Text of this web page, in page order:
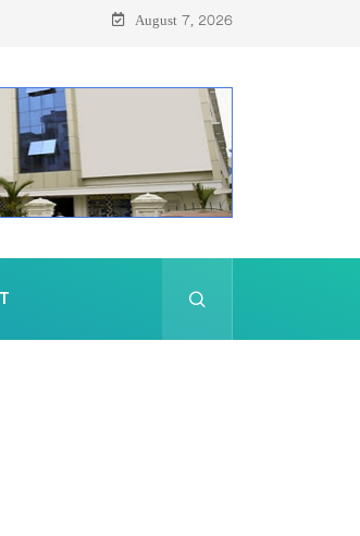
August 7, 2026